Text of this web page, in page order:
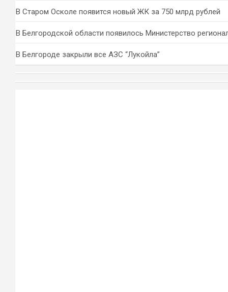
В Старом Осколе появится новый ЖК за 750 млрд рублей
В Белгородской области появилось Министерство
В Белгороде закрыли все АЗС “Лукойла”